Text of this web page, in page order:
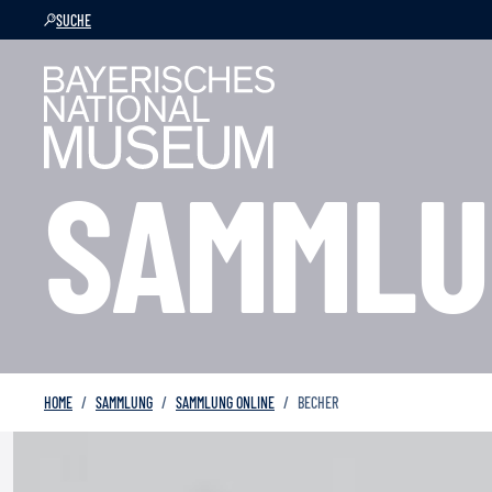
SUCHE
HOME SAMMLUNG SAMMLUNG ONLINE BECHER